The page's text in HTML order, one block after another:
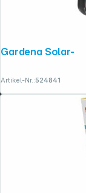
Artikel-Nr.:524841